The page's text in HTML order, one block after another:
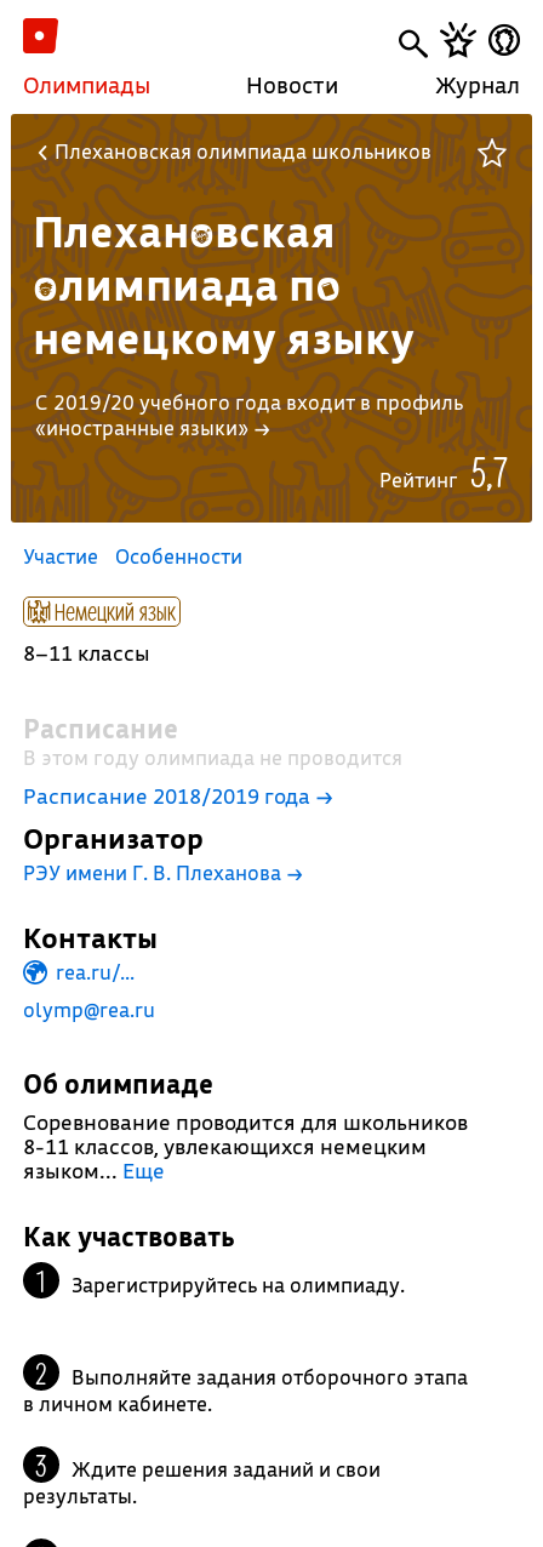
Олимпиады Новости Журнал
Плехановская олимпиада школьников
Плехановская
олимпиада по
немецкому языку
С 2019/20 учебного года входит в профиль
«иностранные языки» →
Рейтинг 5,7
Участие Особенности
Немецкий язык
8–11 классы
Расписание
В этом году олимпиада не проводится
Расписание 2018/2019 года →
Организатор
РЭУ имени Г. В. Плеханова →
Контакты
rea.ru/...
olymp@rea.ru
Об олимпиаде
Соревнование проводится для школьников
8-11 классов, увлекающихся немецким
языком... Еще
Как участвовать
Зарегистрируйтесь на олимпиаду.
Выполняйте задания отборочного этапа
в личном кабинете.
Ждите решения заданий и свои
результаты.